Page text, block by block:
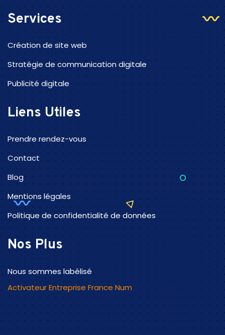
Services
Création de site web
Stratégie de communication digitale
Publicité digitale
Liens Utiles
Prendre rendez-vous
Contact
Blog
Mentions légales
Politique de confidentialité de données
Nos Plus
Nous sommes labélisé
Activateur Entreprise France Num